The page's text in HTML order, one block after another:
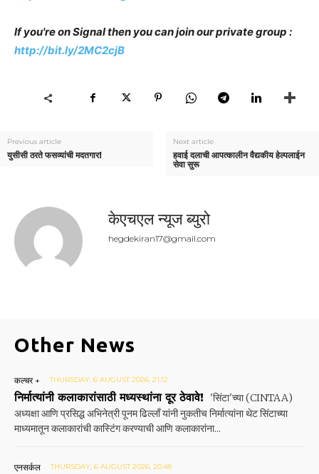
If you're on Signal then you can join our private group :
http://bit.ly/2MC2cjB
Previous article
युसीसी ठरते फसव्यांची मदतगार!
Next article
हवाई दलाची आपत्कालीन वैद्यकीय हेल्पलाईन
सेवा सुरू
केएचएल न्यूज ब्युरो
hegdekiran17@gmail.com
Other News
कल्चर + THURSDAY, 6 AUGUST 2026, 21:12
निर्मात्यांनी कलाकारांसाठी मध्यस्थांना दूर ठेवावे!
'सिंटा'च्या (CINTAA)
अध्यक्षा आणि प्रसिद्ध अभिनेत्री पूनम ढिल्लाँ यांनी नुकतीच निर्मात्यांना थेट सिंटाच्या
माध्यमातून कलाकारांची कास्टिंग करण्याची आणि कलाकारांना...
एनसर्कल THURSDAY, 6 AUGUST 2026, 20:48